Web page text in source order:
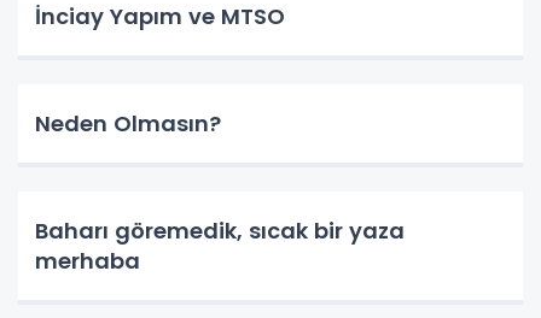
İnciay Yapım ve MTSO
Neden Olmasın?
Baharı göremedik, sıcak bir yaza
merhaba